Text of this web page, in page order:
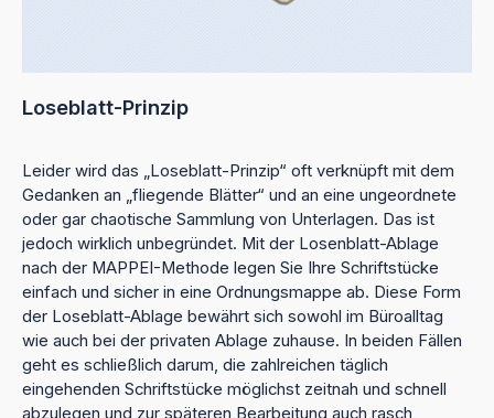
Loseblatt-Prinzip
Leider wird das „Loseblatt-Prinzip“ oft verknüpft mit dem
Gedanken an „fliegende Blätter“ und an eine ungeordnete
oder gar chaotische Sammlung von Unterlagen. Das ist
jedoch wirklich unbegründet. Mit der Losenblatt-Ablage
nach der MAPPEI-Methode legen Sie Ihre Schriftstücke
einfach und sicher in eine Ordnungsmappe ab. Diese Form
der Loseblatt-Ablage bewährt sich sowohl im Büroalltag
wie auch bei der privaten Ablage zuhause. In beiden Fällen
geht es schließlich darum, die zahlreichen täglich
eingehenden Schriftstücke möglichst zeitnah und schnell
abzulegen und zur späteren Bearbeitung auch rasch